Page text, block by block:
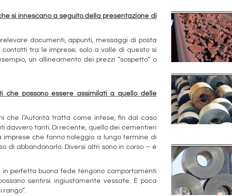
si innescano a seguito della presentazione di
documenti, appunti, messaggi di posta
tra le imprese; solo a valle di questo si
un allineamento dei prezzi “sospetto” o
possono essere assimilati a quello delle
che l’Autorità tratta come intese, fin dal caso
davvero tanti. Di recente, quello dei cementieri
imprese che fanno noleggio a lungo termine di
di abbandonarlo. Diversi altri sono in corso – è
perfetta buona fede tengono comportamenti
sentirsi ingiustamente vessate. È poca
rango”.